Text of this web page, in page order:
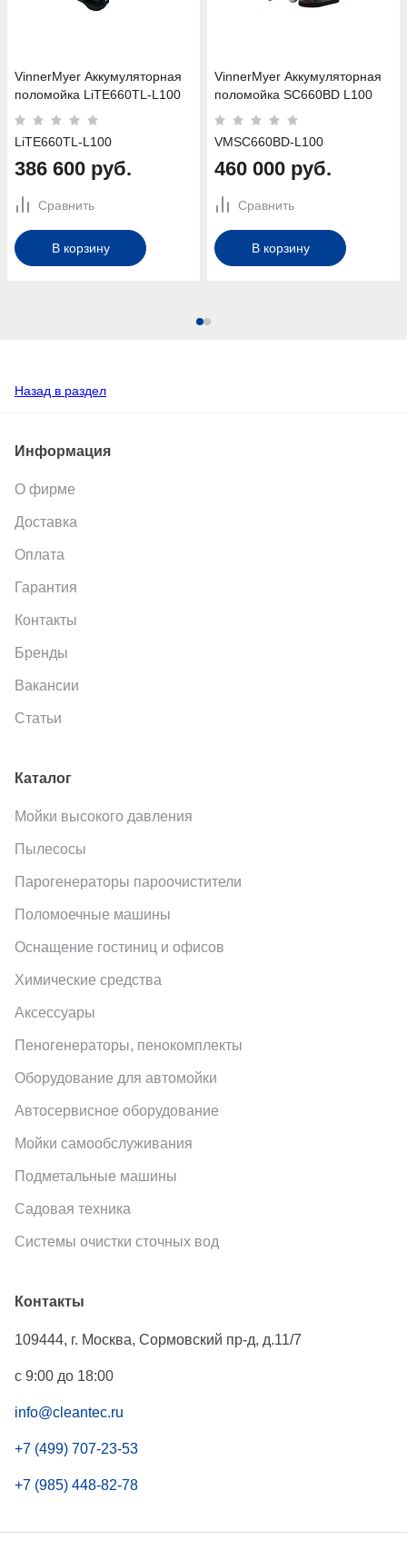
VinnerMyer Аккумуляторная
поломойка LiTE660TL-L100
LiTE660TL-L100
386 600 руб.
Сравнить
В корзину
VinnerMyer Аккумуляторная
поломойка SC660BD L100
VMSC660BD-L100
460 000 руб.
Сравнить
В корзину
Назад в раздел
Информация
О фирме
Доставка
Оплата
Гарантия
Контакты
Бренды
Вакансии
Статьи
Каталог
Мойки высокого давления
Пылесосы
Парогенераторы пароочистители
Поломоечные машины
Оснащение гостиниц и офисов
Химические средства
Аксессуары
Пеногенераторы, пенокомплекты
Оборудование для автомойки
Автосервисное оборудование
Мойки самообслуживания
Подметальные машины
Садовая техника
Системы очистки сточных вод
Контакты
109444, г. Москва, Сормовский пр-д, д.11/7
с 9:00 до 18:00
info@cleantec.ru
+7 (499) 707-23-53
+7 (985) 448-82-78